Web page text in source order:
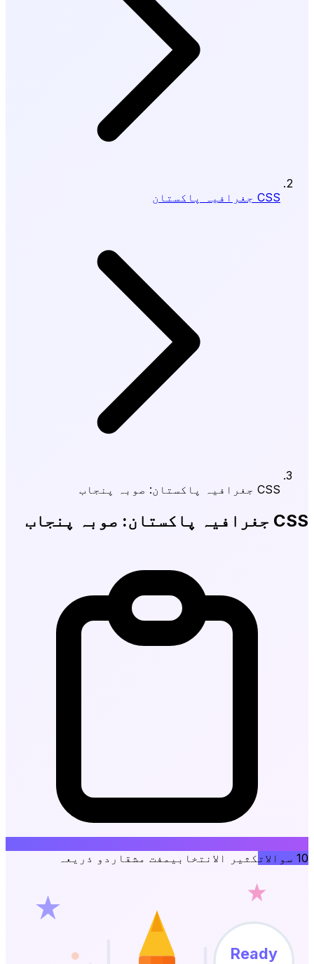
CSS جغرافیہ پاکستان
CSS جغرافیہ پاکستان: صوبہ پنجاب
CSS جغرافیہ پاکستان: صوبہ پنجاب
10 سوالات کثیر الانتخابی مفت مشق اردو ذریعہ
Ready